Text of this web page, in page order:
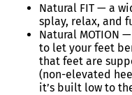
Natural FIT — a
splay, relax, and
Natural MOTION
to let your feet
that feet are
(non-elevated
it’s built low to